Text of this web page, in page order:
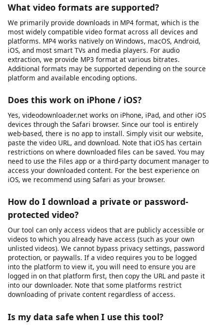
open license such as Creative Commons. This includes your
own social media posts, videos shared by businesses or
creators for public reuse, public domain content, and any
material where the publisher has granted download rights.
Always verify you have the necessary rights before
downloading any content. We do not support or condone
downloading copyrighted material without the rights holder’s
permission, and we block platforms where downloading is
explicitly prohibited by the provider.
What video formats are supported?
We primarily provide downloads in MP4 format, which is the
most widely compatible video format across all devices and
platforms. MP4 works natively on Windows, macOS, Android,
iOS, and most smart TVs and media players. For audio
extraction, we provide MP3 format at various bitrates.
Additional formats may be supported depending on the source
platform and available encoding options.
Does this work on iPhone / iOS?
Yes, videodownloader.net works on iPhone, iPad, and other iOS
web-based, there is no app to install. Simply visit our website,
paste the video URL, and download. Note that iOS has certain
restrictions on where downloaded files can be saved. You may
need to use the Files app or a third-party document manager to
access your downloaded content. For the best experience on
iOS, we recommend using Safari as your browser.
protected video?